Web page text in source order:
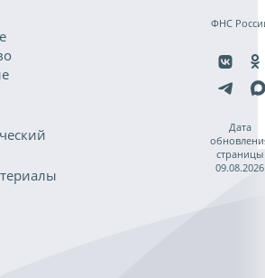
ФНС
Дата
страницы
09.08.2026